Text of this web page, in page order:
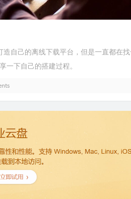
造自己的离线下载平台，但是一直都在
一下自己的搭建过程。